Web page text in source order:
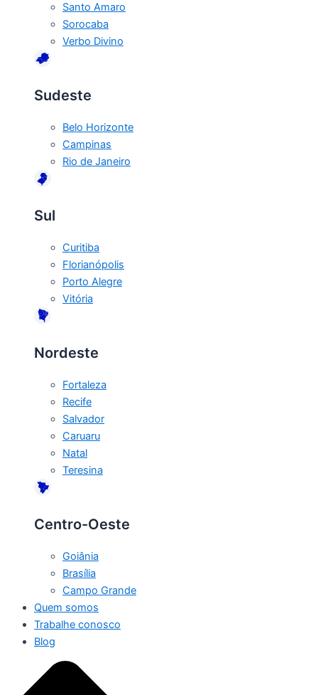
Santo Amaro
Sorocaba
Verbo Divino
Sudeste
Belo Horizonte
Campinas
Rio de Janeiro
Sul
Curitiba
Florianópolis
Porto Alegre
Vitória
Nordeste
Fortaleza
Recife
Salvador
Caruaru
Natal
Teresina
Centro-Oeste
Goiânia
Brasília
Campo Grande
Quem somos
Trabalhe conosco
Blog